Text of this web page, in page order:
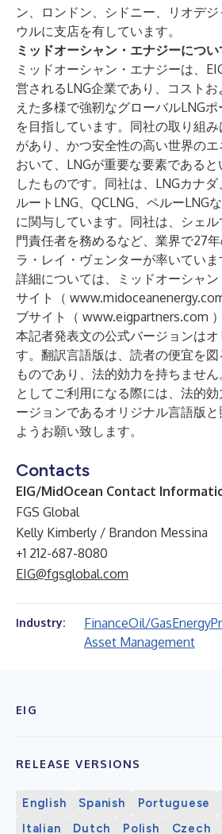
ン、ロンドン、シドニー、リオデ
ウルに支店を有しています。
ミッドオーシャン・エナジーについ
ミッドオーシャン・エナジーは、
営されるLNG企業であり、コスト
えた多様で強靭なグローバルLNG
を目指しています。同社の取り組
があり、かつ安全性の高い世界の
おいて、LNGが重要な要素である
したものです。同社は、LNGカナ
ルートLNG、QCLNG、ペルーLNG
に関与しています。同社は、シェ
門責任者を務めるなど、業界で27
ラ・レイ・ヴェンターが率いていま
詳細については、ミッドオーシャ
サイト（
ブサイト（ www.eigpartners.com
本記者発表文の公式バージョンは
す。翻訳言語版は、読者の便宜を
ものであり、法的効力を持ちませ
としてご利用になる際には、法的
ージョンであるオリジナル言語版と
ようお願い致します。
Contacts
EIG/MidOcean Contact
FGS Global
Kelly Kimberly / Brandon Messina
+1 212-687-8080
EIG@fgsglobal.com
Industry: FinanceOil/GasEnergy
Asset Management
EIG
RELEASE VERSIONS
English Spanish Portuguese
Italian
Dutch Polish Czech